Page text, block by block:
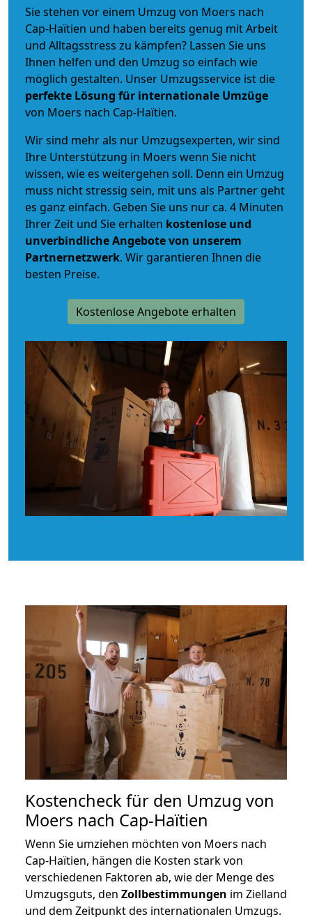
Sie stehen vor einem Umzug von Moers nach
Cap-Haïtien und haben bereits genug mit Arbeit
und Alltagsstress zu kämpfen? Lassen Sie uns
Ihnen helfen und den Umzug so einfach wie
möglich gestalten. Unser Umzugsservice ist die
perfekte Lösung für internationale Umzüge
von Moers nach Cap-Haïtien.
Wir sind mehr als nur Umzugsexperten, wir sind
Ihre Unterstützung in Moers wenn Sie nicht
wissen, wie es weitergehen soll. Denn ein Umzug
muss nicht stressig sein, mit uns als Partner geht
es ganz einfach. Geben Sie uns nur ca. 4 Minuten
Ihrer Zeit und Sie erhalten kostenlose und
unverbindlicheAngebote von unserem
Partnernetzwerk. Wir garantieren Ihnen die
besten Preise.
Kostenlose Angebote erhalten
Kostencheck für den Umzug von
Moers nach Cap-Haïtien
Wenn Sie umziehen möchten von Moers nach
Cap-Haïtien, hängen die Kosten stark von
verschiedenen Faktoren ab, wie der Menge des
Umzugsguts, den Zollbestimmungen im Zielland
und dem Zeitpunkt des internationalen Umzugs.